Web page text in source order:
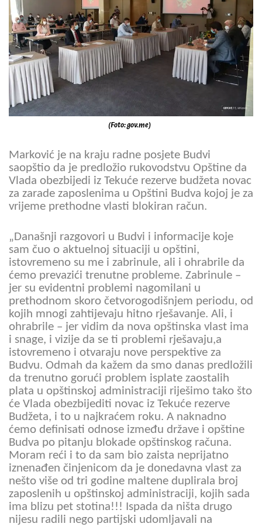
(Foto: gov.me)
Marković je na kraju radne posjete Budvi
saopštio da je predložio rukovodstvu Opštine da
Vlada obezbijedi iz Tekuće rezerve budžeta novac
za zarade zaposlenima u Opštini Budva kojoj je za
vrijeme prethodne vlasti blokiran račun.
„Današnji razgovori u Budvi i informacije koje
sam čuo o aktuelnoj situaciji u opštini,
istovremeno su me i zabrinule, ali i ohrabrile da
ćemo prevazići trenutne probleme. Zabrinule –
jer su evidentni problemi nagomilani u
prethodnom skoro četvorogodišnjem periodu, od
kojih mnogi zahtijevaju hitno rješavanje. Ali, i
ohrabrile – jer vidim da nova opštinska vlast ima
i snage, i vizije da se ti problemi rješavaju,a
istovremeno i otvaraju nove perspektive za
Budvu. Odmah da kažem da smo danas predložili
da trenutno gorući problem isplate zaostalih
plata u opštinskoj administraciji riješimo tako što
će Vlada obezbijediti novac iz Tekuće rezerve
Budžeta, i to u najkraćem roku. A naknadno
ćemo definisati odnose između države i opštine
Budva po pitanju blokade opštinskog računa.
Moram reći i to da sam bio zaista neprijatno
iznenađen činjenicom da je donedavna vlast za
nešto više od tri godine maltene duplirala broj
zaposlenih u opštinskoj administraciji, kojih sada
ima blizu pet stotina!!! Ispada da ništa drugo
nijesu radili nego partijski udomljavali na